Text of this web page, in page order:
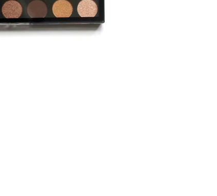
CRÉER UN COMPTE